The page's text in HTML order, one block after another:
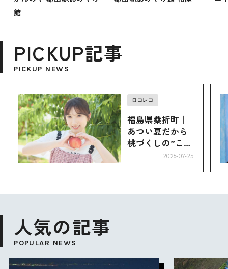
館
PICKUP記事
PICKUP NEWS
ロコレコ
福島県桑折町｜
あつい夏だから
桃づくしの”こお
2026-07-25
人気の記事
POPULAR NEWS